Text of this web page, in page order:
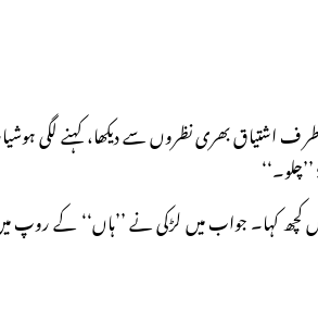
ف اشتیاق بھری نظروں سے دیکھا، کہنے لگی
کچھ کہا۔ جواب میں لڑکی نے ’’ہاں‘‘ کے روپ